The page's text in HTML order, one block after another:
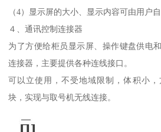
（4）显示屏的大小、显示内容可由用户自
４、通讯控制连接器
为了方便给柜员显示屏、操作键盘供电
连接器，主要提供各种连线接口。
可以立使用，不受地域限制，体积小
块，实现与取号机无线连接。